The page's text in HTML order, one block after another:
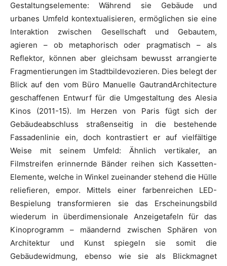
Gestaltungselemente: Während sie Gebäude und
urbanes Umfeld kontextualisieren, ermöglichen sie eine
Interaktion zwischen Gesellschaft und Gebautem,
agieren – ob metaphorisch oder pragmatisch – als
Reflektor, können aber gleichsam bewusst arrangierte
Fragmentierungen im Stadtbildevozieren. Dies belegt der
Blick auf den vom Büro Manuelle GautrandArchitecture
geschaffenen Entwurf für die Umgestaltung des Alesia
Kinos (2011-15). Im Herzen von Paris fügt sich der
Gebäudeabschluss straßenseitig in die bestehende
Fassadenlinie ein, doch kontrastiert er auf vielfältige
Weise mit seinem Umfeld: Ähnlich vertikaler, an
Filmstreifen erinnernde Bänder reihen sich Kassetten-
Elemente, welche in Winkel zueinander stehend die Hülle
reliefieren, empor. Mittels einer farbenreichen LED-
Bespielung transformieren sie das Erscheinungsbild
wiederum in überdimensionale Anzeigetafeln für das
Kinoprogramm – mäandernd zwischen Sphären von
Architektur und Kunst spiegeln sie somit die
Gebäudewidmung, ebenso wie sie als Blickmagnet